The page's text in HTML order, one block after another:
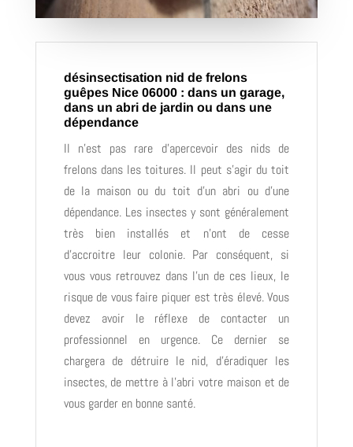
désinsectisation nid de frelons
guêpes Nice 06000 : dans un garage,
dans un abri de jardin ou dans une
dépendance
Il n’est pas rare d’apercevoir des nids de
frelons dans les toitures. Il peut s’agir du toit
de la maison ou du toit d’un abri ou d’une
dépendance. Les insectes y sont généralement
très bien installés et n’ont de cesse
d’accroitre leur colonie. Par conséquent, si
vous vous retrouvez dans l’un de ces lieux, le
risque de vous faire piquer est très élevé. Vous
devez avoir le réflexe de contacter un
professionnel en urgence. Ce dernier se
chargera de détruire le nid, d’éradiquer les
insectes, de mettre à l’abri votre maison et de
vous garder en bonne santé.